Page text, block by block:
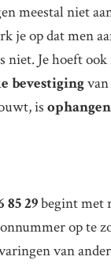
meestal niet
je op dat men
niet. Je hoeft
bevestiging
is ophangen
85 29begint met
op te
van